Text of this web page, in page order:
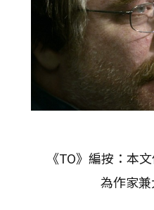
《TO》編按：本
為作家兼